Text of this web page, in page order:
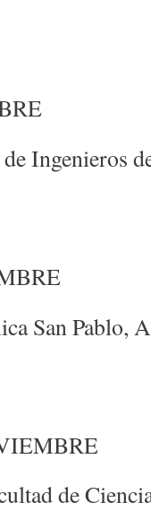
Ingenieros
San Pablo,
de